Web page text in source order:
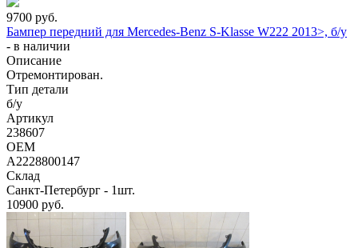
9700 руб.
Бампер передний для Mercedes-Benz S-Klasse W222 2013>, б/у
- в наличии
Описание
Отремонтирован.
Тип детали
б/у
Артикул
238607
OEM
A2228800147
Склад
Санкт-Петербург - 1шт.
10900 руб.